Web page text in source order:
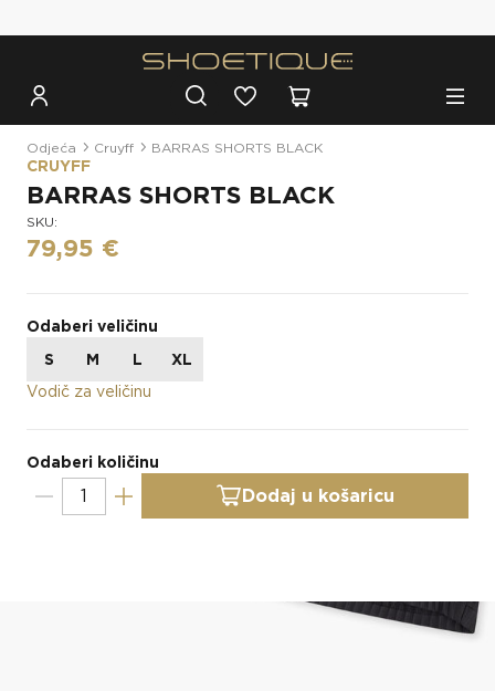
Odjeća Cruyff BARRAS SHORTS BLACK
CRUYFF
BARRAS SHORTS BLACK
SKU:
79,95 €
Odaberi veličinu
S
M L
XL
Vodič za veličinu
Odaberi količinu
Dodaj u košaricu